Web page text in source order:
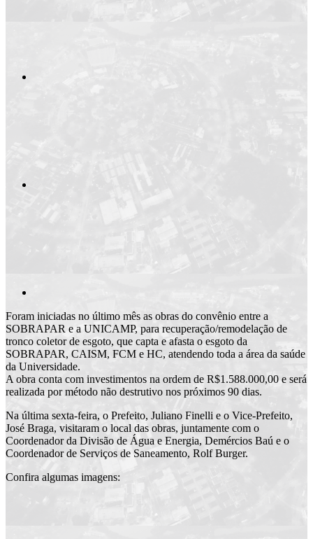
Foram iniciadas no último mês as obras do convênio entre a
SOBRAPAR e a UNICAMP, para recuperação/remodelação de
tronco coletor de esgoto, que capta e afasta o esgoto da
SOBRAPAR, CAISM, FCM e HC, atendendo toda a área da saúde
da Universidade.
A obra conta com investimentos na ordem de R$1.588.000,00 e será
realizada por método não destrutivo nos próximos 90 dias.
Na última sexta-feira, o Prefeito, Juliano Finelli e o Vice-Prefeito,
José Braga, visitaram o local das obras, juntamente com o
Coordenador da Divisão de Água e Energia, Demércios Baú e o
Coordenador de Serviços de Saneamento, Rolf Burger.
Confira algumas imagens: